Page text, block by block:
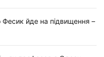
йде на підвищення –